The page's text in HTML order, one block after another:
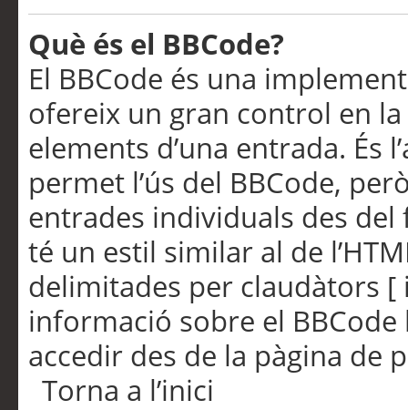
Què és el BBCode?
El BBCode és una
ofereix un gran control en
elements d’una entrada. És
permet l’ús del BBCode,
entrades individuals des
té un estil similar al de
delimitades per claudàtors [
informació sobre el
accedir des de la pàgina de
Torna a l’inici